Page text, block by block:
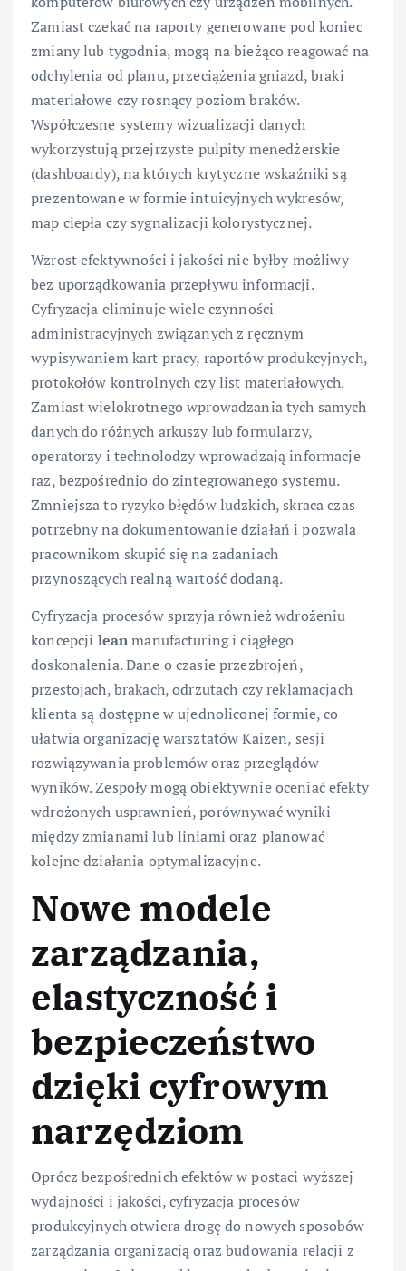
Zamiast czekać na raporty generowane pod koniec
zmiany lub tygodnia, mogą na bieżąco reagować na
odchylenia od planu, przeciążenia gniazd, braki
materiałowe czy rosnący poziom braków.
Współczesne systemy wizualizacji danych
wykorzystują przejrzyste pulpity menedżerskie
(dashboardy), na których krytyczne wskaźniki są
prezentowane w formie intuicyjnych wykresów,
map ciepła czy sygnalizacji kolorystycznej.
Wzrost efektywności i jakości nie byłby możliwy
bez uporządkowania przepływu informacji.
Cyfryzacja eliminuje wiele czynności
administracyjnych związanych z ręcznym
wypisywaniem kart pracy, raportów produkcyjnych,
protokołów kontrolnych czy list materiałowych.
Zamiast wielokrotnego wprowadzania tych samych
danych do różnych arkuszy lub formularzy,
operatorzy i technolodzy wprowadzają informacje
raz, bezpośrednio do zintegrowanego systemu.
Zmniejsza to ryzyko błędów ludzkich, skraca czas
potrzebny na dokumentowanie działań i pozwala
pracownikom skupić się na zadaniach
przynoszących realną wartość dodaną.
Cyfryzacja procesów sprzyja również wdrożeniu
koncepcji leanmanufacturing i ciągłego
doskonalenia. Dane o czasie przezbrojeń,
przestojach, brakach, odrzutach czy reklamacjach
klienta są dostępne w ujednoliconej formie, co
ułatwia organizację warsztatów Kaizen, sesji
rozwiązywania problemów oraz przeglądów
wyników. Zespoły mogą obiektywnie oceniać efekty
wdrożonych usprawnień, porównywać wyniki
między zmianami lub liniami oraz planować
kolejne działania optymalizacyjne.
Nowe modele
zarządzania,
elastyczność i
bezpieczeństwo
dzięki cyfrowym
narzędziom
Oprócz bezpośrednich efektów w postaci wyższej
wydajności i jakości, cyfryzacja procesów
produkcyjnych otwiera drogę do nowych sposobów
zarządzania organizacją oraz budowania relacji z